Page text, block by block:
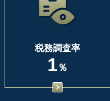
税務調査率
1 ％